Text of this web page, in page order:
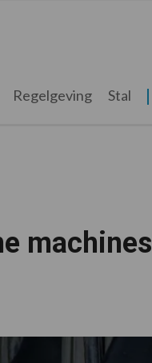
Regelgeving Stal
machines